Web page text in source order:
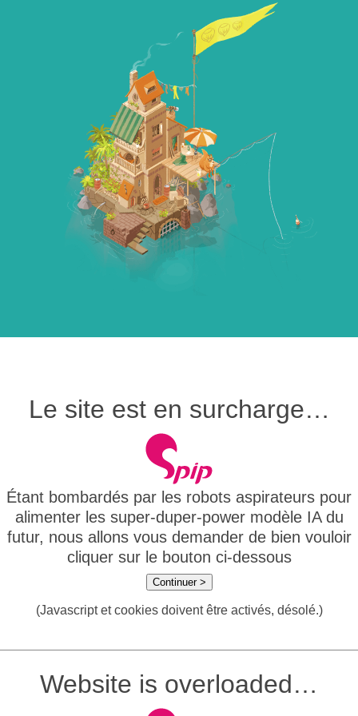
Le site est en surcharge…
Étant bombardés par les robots aspirateurs pour
alimenter les super-duper-power modèle IA du
futur, nous allons vous demander de bien vouloir
cliquer sur le bouton ci-dessous
Continuer >
(Javascript et cookies doivent être activés, désolé.)
Website is overloaded…